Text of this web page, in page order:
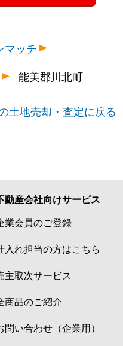
マッチ
能美郡川北町
土地売却・査定に戻る
動産会社向けサービス
業会員のご登録
入れ担当の方はこちら
主取次サービス
商品のご紹介
問い合わせ（企業用）